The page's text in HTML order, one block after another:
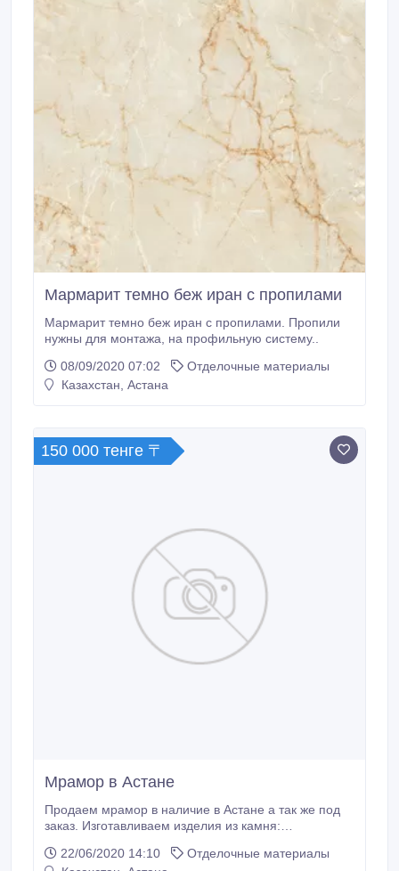
Мармарит темно беж иран с пропилами
Мармарит темно беж иран с пропилами. Пропили
нужны для монтажа, на профильную систему..
08/09/2020 07:02
Отделочные материалы
Казахстан, Астана
150 000 тенге 〒
Мрамор в Астане
Продаем мрамор в наличие в Астане а так же под
заказ. Изготавливаем изделия из камня:
облицуем камины и прочее.
22/06/2020 14:10
Отделочные материалы